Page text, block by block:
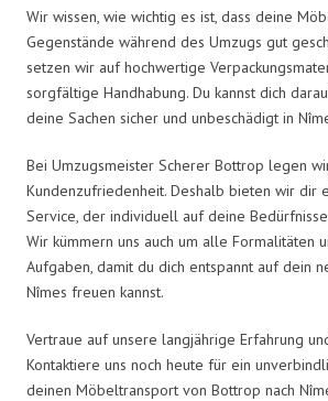
Wir wissen, wie wichtig es ist, dass deine
Gegenstände während des Umzugs gut
setzen wir auf hochwertige
sorgfältige Handhabung. Du kannst dich
deine Sachen sicher und unbeschädigt in
Bei Umzugsmeister Scherer Bottrop legen
Kundenzufriedenheit. Deshalb bieten wir dir
Service, der individuell auf deine
Wir kümmern uns auch um alle Formalitäten
Aufgaben, damit du dich entspannt auf dein
Nîmes freuen kannst.
Vertraue auf unsere langjährige Erfahrung
Kontaktiere uns noch heute für ein
deinen Möbeltransport von Bottrop nach